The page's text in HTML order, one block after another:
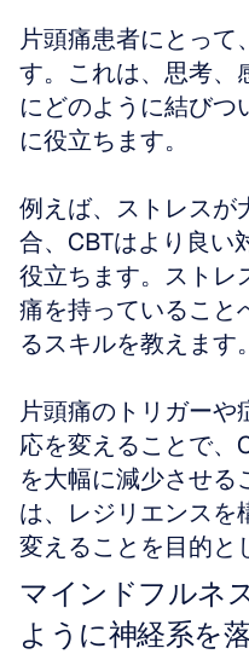
片頭痛患者にとって
す。これは、思考、
にどのように結びつ
に役立ちます。
例えば、ストレスが
合、CBTはより良い
役立ちます。ストレ
痛を持っていること
るスキルを教えます。
片頭痛のトリガーや
応を変えることで、
を大幅に減少させる
は、レジリエンスを
変えることを目的と
マインドフルネ
ように神経系を